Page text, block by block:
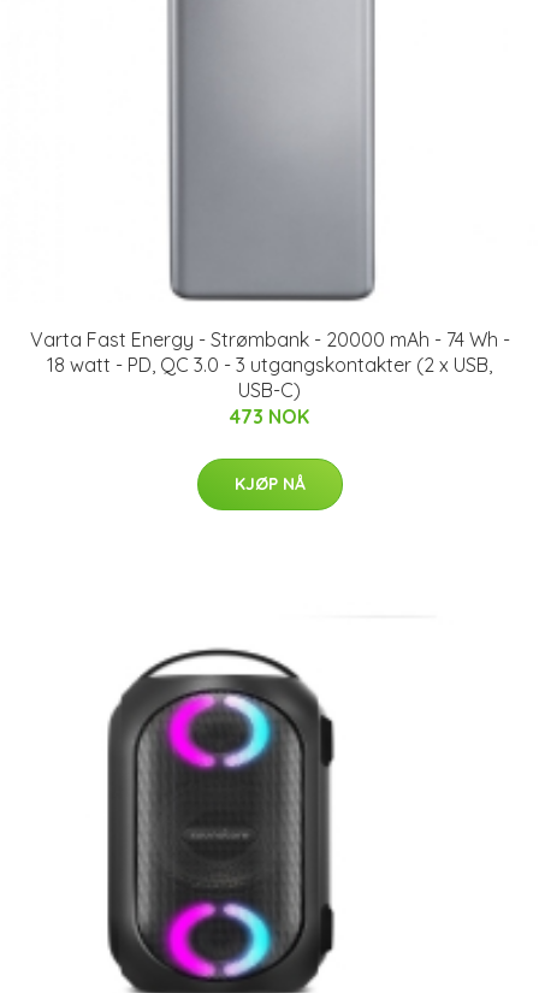
Varta Fast Energy - Strømbank - 20000 mAh - 74 Wh -
18 watt - PD, QC 3.0 - 3 utgangskontakter (2 x USB,
USB-C)
473 NOK
KJØP NÅ